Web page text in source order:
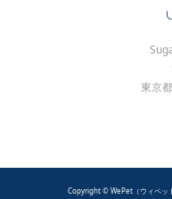
東京
Copyright © WePet（ウィペッ